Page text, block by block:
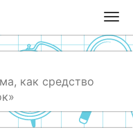
T
o
g
n
a
как средство